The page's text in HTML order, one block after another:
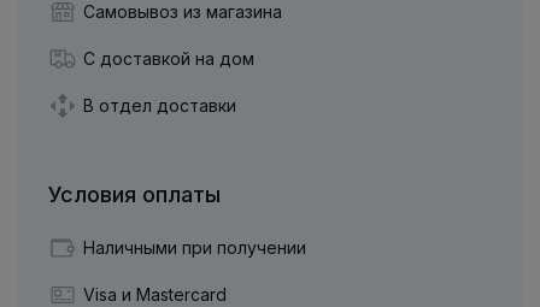
Самовывоз из магазина
С доставкой на дом
В отдел доставки
Условия оплаты
Наличными при получении
Visa и Mastercard